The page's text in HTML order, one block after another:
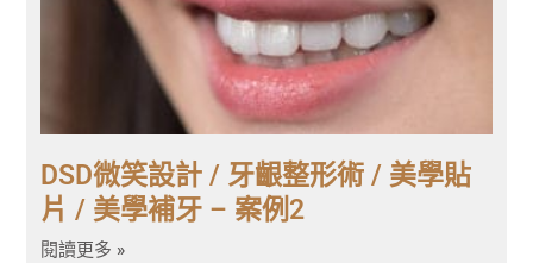
DSD微笑設計 / 牙齦整形術 / 美學貼
片 / 美學補牙 – 案例2
閱讀更多 »